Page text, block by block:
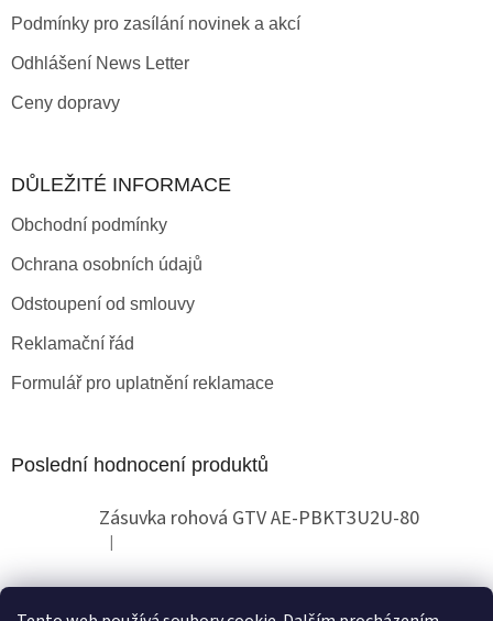
Podmínky pro zasílání novinek a akcí
Odhlášení News Letter
Ceny dopravy
DŮLEŽITÉ INFORMACE
Obchodní podmínky
Ochrana osobních údajů
Odstoupení od smlouvy
Reklamační řád
Formulář pro uplatnění reklamace
Poslední hodnocení produktů
Zásuvka rohová GTV AE-PBKT3U2U-80
Hodnocení produktu je 2 z 5 hvězdiček.
|